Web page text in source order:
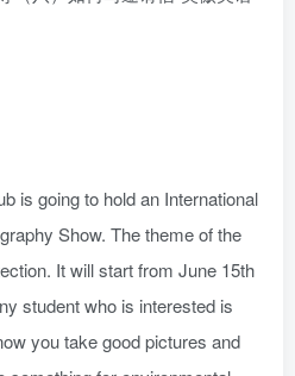
is going to hold an International
Show. The theme of the
It will start from June 15th
student who is interested is
you take good pictures and